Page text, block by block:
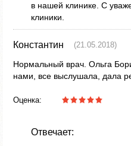
в нашей клинике. С
клиники.
Константин (21.05.2018)
Нормальный врач. Ольга
нами, все выслушала, дала
Оценка:
Отвечает: